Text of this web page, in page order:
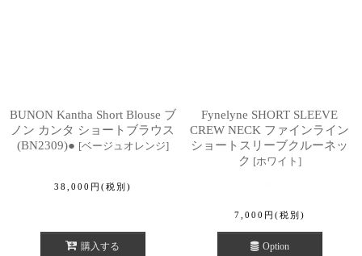
BUNON Kantha Short Blouse ブ
ノン カンタ ショートブラウス
(BN2309)● [ベージュオレンジ]
38,000 円 (税別)
購入する
Fynelyne SHORT SLEEVE
CREW NECK ファインライン
ショートスリーブクルーネッ
ク [ホワイト ]
7,000 円 (税別)
Option